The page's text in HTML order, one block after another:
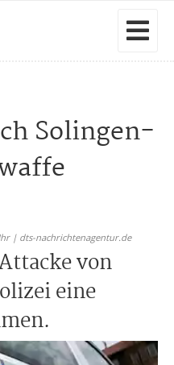
Solingen-
| dts-nachrichtenagentur.de
von
eine